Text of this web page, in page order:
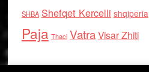
SHBA Shefqet Kercelli shqiperia
Paja Thaci VatraVisar Zhiti